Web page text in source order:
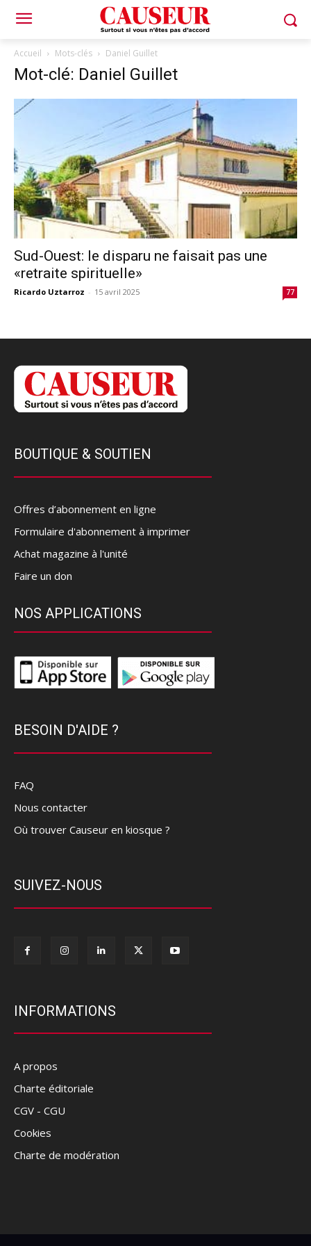
Accueil Mots-clés Daniel Guillet
Mot-clé: Daniel Guillet
Sud-Ouest: le disparu ne faisait pas une
«retraite spirituelle»
Ricardo Uztarroz - 15 avril 2025 77
BOUTIQUE & SOUTIEN
Offres d’abonnement en ligne
Formulaire d'abonnement à imprimer
Achat magazine à l'unité
Faire un don
NOS APPLICATIONS
BESOIN D'AIDE ?
FAQ
Nous contacter
Où trouver Causeur en kiosque ?
SUIVEZ-NOUS
INFORMATIONS
A propos
Charte éditoriale
CGV - CGU
Cookies
Charte de modération